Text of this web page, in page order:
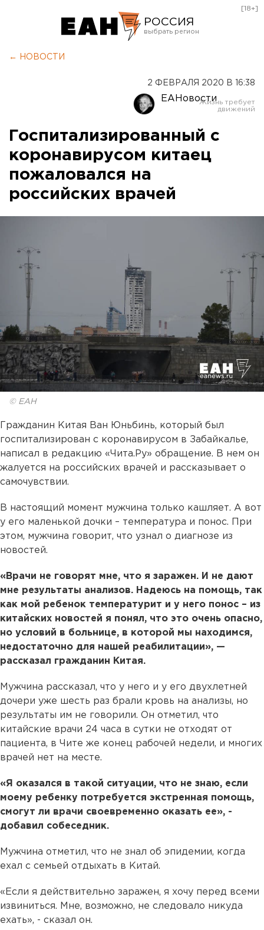
РОССИЯ
Оренбург
[18+]
← НОВОСТИ
2 ФЕВРАЛЯ 2020 В 16:38
ЕАНовости
Госпитализированный с
коронавирусом китаец
пожаловался на
российских врачей
© ЕАН
Гражданин Китая Ван Юньбинь, который был
госпитализирован с коронавирусом в Забайкалье,
написал в редакцию «Чита.Ру» обращение. В нем он
жалуется на российских врачей и рассказывает о
самочувствии.
В настоящий момент мужчина только кашляет. А вот
у его маленькой дочки – температура и понос. При
этом, мужчина говорит, что узнал о диагнозе из
новостей.
«Врачи не говорят мне, что я заражен. И не дают
мне результаты анализов. Надеюсь на помощь, так
как мой ребенок температурит и у него понос – из
китайских новостей я понял, что это очень опасно,
но условий в больнице, в которой мы находимся,
недостаточно для нашей реабилитации», —
рассказал гражданин Китая.
Мужчина рассказал, что у него и у его двухлетней
дочери уже шесть раз брали кровь на анализы, но
результаты им не говорили. Он отметил, что
китайские врачи 24 часа в сутки не отходят от
пациента, в Чите же конец рабочей недели, и многих
врачей нет на месте.
«Я оказался в такой ситуации, что не знаю, если
моему ребенку потребуется экстренная помощь,
смогут ли врачи своевременно оказать ее», -
добавил собеседник.
Мужчина отметил, что не знал об эпидемии, когда
ехал с семьей отдыхать в Китай.
«Если я действительно заражен, я хочу перед всеми
извиниться. Мне, возможно, не следовало никуда
ехать», - сказал он.